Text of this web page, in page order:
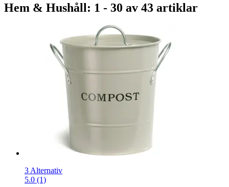
Hem & Hushåll: 1 - 30 av 43 artiklar
3 Alternativ
5.0 (1)